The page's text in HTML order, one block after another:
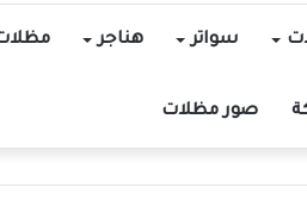
سواتر هناجر
صور مظلات